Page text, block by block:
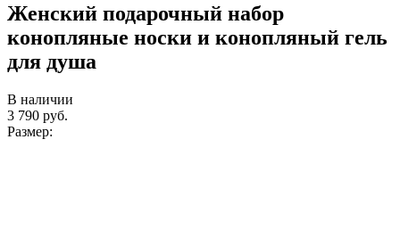
Женский подарочный набор
конопляные носки и конопляный гель
для душа
В наличии
3 790 руб.
Размер: